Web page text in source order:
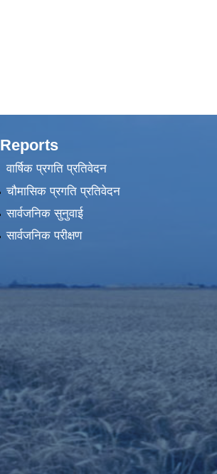
Reports
वार्षिक प्रगति प्रतिवेदन
चौमासिक प्रगति प्रतिवेदन
सार्वजनिक सुनुवाई
सार्वजनिक परीक्षण